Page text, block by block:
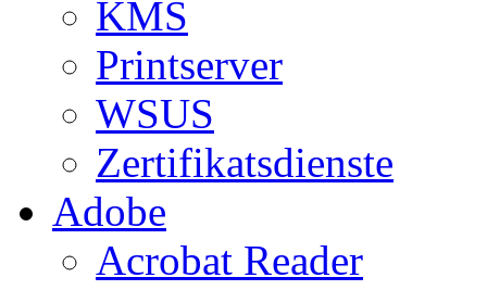
KMS
Printserver
WSUS
Zertifikatsdienste
Adobe
Acrobat Reader